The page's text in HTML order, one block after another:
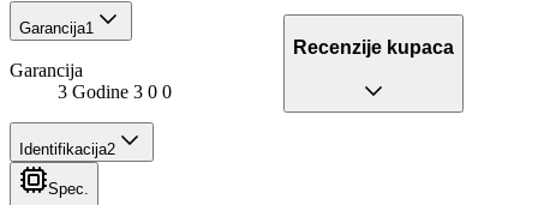
Garancija1
Garancija
3 Godine 3 0 0
Identifikacija2
Recenzije kupaca
Spec.